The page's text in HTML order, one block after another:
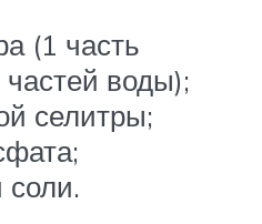
(1 часть
воды);
селитры;
соли.